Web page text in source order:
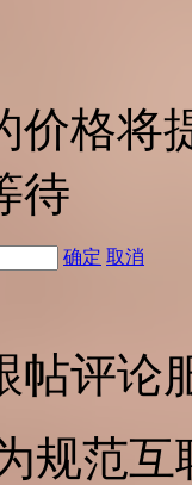
价格将
待
确定 取消
帖评论
规范